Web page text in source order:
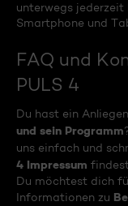
unterwegs
Smartphone und
FAQ und
PULS 4
Du hast ein
und sein Programm
uns einfach und
4 Impressum
Du möchtest dich
Informationen zu